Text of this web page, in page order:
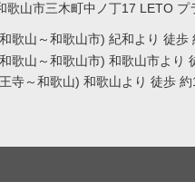
歌山市三木町中ノ丁17 LETO プ
歌山～和歌山市) 紀和より 徒歩
歌山～和歌山市) 和歌山市より
寺～和歌山) 和歌山より 徒歩